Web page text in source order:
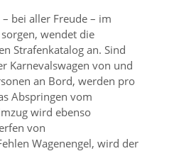
bei aller Freude – im
wendet die
Strafenkatalog an. Sind
Karnevalswagen von und
an Bord, werden pro
Abspringen vom
wird ebenso
von
Wagenengel, wird der